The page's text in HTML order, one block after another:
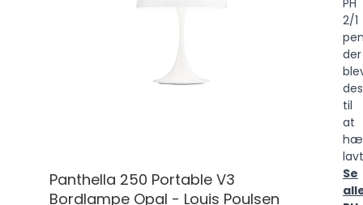
Panthella 250 Portable V3
Bordlampe Opal - Louis Poulsen
2/1
der
til
at
Se